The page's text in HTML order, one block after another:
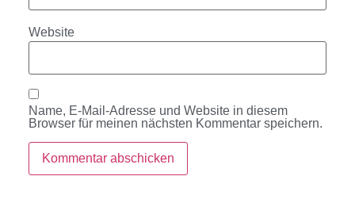
Website
Name, E-Mail-Adresse und Website in diesem
Browser für meinen nächsten Kommentar speichern.